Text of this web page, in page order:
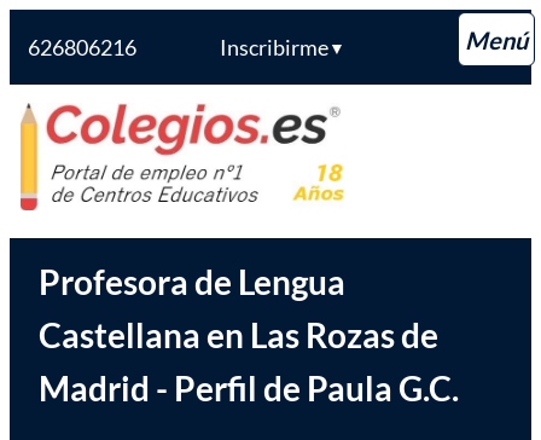
626806216 Inscribirme▼
Saltar
contenido
Profesora de Lengua
Castellana en Las Rozas de
Madrid - Perfil de Paula G.C.